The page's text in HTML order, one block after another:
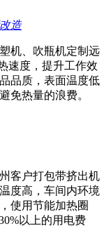
造
机、吹瓶机定制远
速度，提升工作效
品质，表面温度低
免热量的浪费。
客户打包带挤出机
度高，车间内环境
使用节能加热圈
以上的用电费